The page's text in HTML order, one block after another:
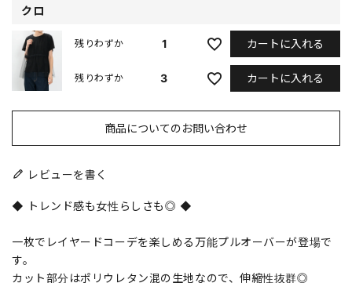
クロ
1
残りわずか カートに入れる
3
残りわずか カートに入れる
商品についてのお問い合わせ
レビューを書く
◆ トレンド感も女性らしさも◎ ◆
一枚でレイヤードコーデを楽しめる万能プルオーバーが登場で
す。
カット部分はポリウレタン混の生地なので、伸縮性抜群◎